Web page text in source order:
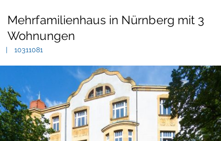
Mehrfamilienhaus in Nürnberg mit 3
Wohnungen
10311081